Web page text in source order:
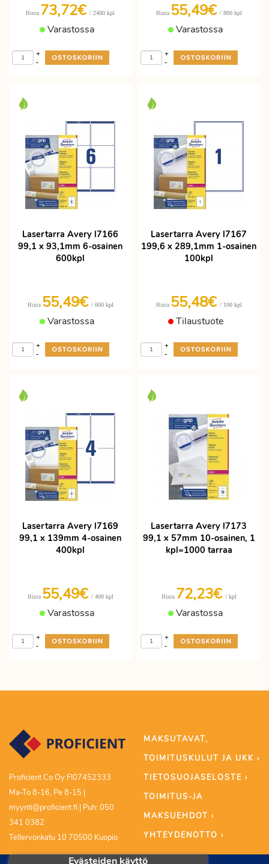
Hinta 73,72€ / 2400 kpl
Varastossa
-
+
Hinta 55,49€ / 800 kpl
Varastossa
-
+
Lasertarra Avery l7166
99,1 x 93,1mm 6-osainen
600kpl
Hinta 55,49€ / 600 kpl
Varastossa
-
+
Lasertarra Avery l7167
199,6 x 289,1mm 1-osainen
100kpl
Hinta 55,48€ / 100 kpl
Tilaustuote
-
+
Lasertarra Avery l7169
99,1 x 139mm 4-osainen
400kpl
Hinta 55,49€ / 400 kpl
Varastossa
-
+
Lasertarra Avery l7173
99,1 x 57mm 10-osainen, 1
kpl=1000 tarraa
Hinta 72,23€ / kpl
Varastossa
-
+
Proficient Co Oy FI07452333
Ma-To 8-16, Pe 8-15 |
myynti@proficient.fi | Puh: 050
341 0382
Tellervonkatu 10 70500 Kuopio
MAKSUTAVAT,
TOIMITUSKULUT JA UKK ›
TIETOSUOJASELOSTE ›
TOIMITUS-JA
MAKSUEHDOT ›
YHTEYDENOTTO ›
Evästeiden käyttö